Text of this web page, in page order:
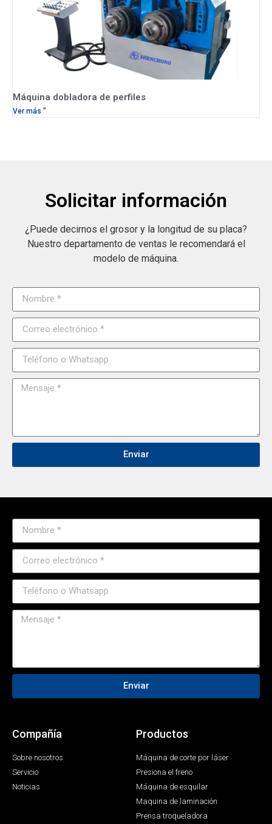
Máquina dobladora de perfiles
Ver más "
Solicitar información
¿Puede decirnos el grosor y la longitud de su placa?
Nuestro departamento de ventas le recomendará el
modelo de máquina.
Enviar
Enviar
Compañía
Sobre nosotros
Servicio
Noticias
Productos
Máquina de corte por láser
Presiona el freno
Máquina de esquilar
Maquina de laminación
Prensa troqueladora